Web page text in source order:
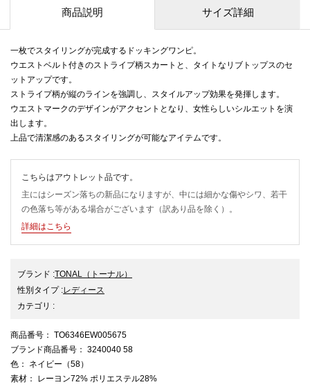
商品説明 サイズ詳細
一枚でスタイリングが完成するドッキングワンピ。
ウエストベルト付きのストライプ柄スカートと、タイトなリブトップスのセ
ットアップです。
ストライプ柄が縦のラインを強調し、スタイルアップ効果を発揮します。
ウエストマークのデザインがアクセントとなり、女性らしいシルエットを演
出します。
上品で清潔感のあるスタイリングが可能なアイテムです。
こちらはアウトレット品です。
主にはシーズン落ちの新品になりますが、中には細かな傷やシワ、若干
の色落ち等がある場合がございます（訳あり品を除く）。
詳細はこちら
ブランド :TONAL （トーナル）
性別タイプ:レディース
カテゴリ :
商品番号 ： TO6346EW005675
ブランド商品番号 ： 3240040 58
色 ： ネイビー（58）
素材 ： レーヨン72% ポリエステル28%